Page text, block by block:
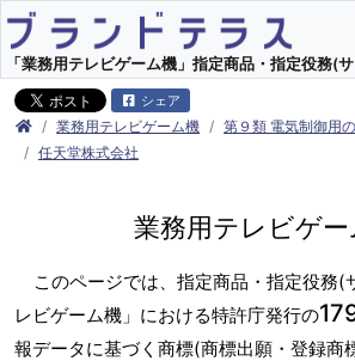
「業務用テレビゲーム機」指定商品・指定役務(
シェア
業務用テレビゲーム機 第９類 電気制御用
任天堂株式会社
業務用テレビゲー
このページでは、指定商品・指定役務(
レビゲーム機」における特許庁発行の
報データに基づく商標(商標出願・登録商